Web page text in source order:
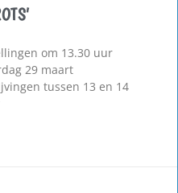
om 13.30 uur
29 maart
tussen 13 en 14